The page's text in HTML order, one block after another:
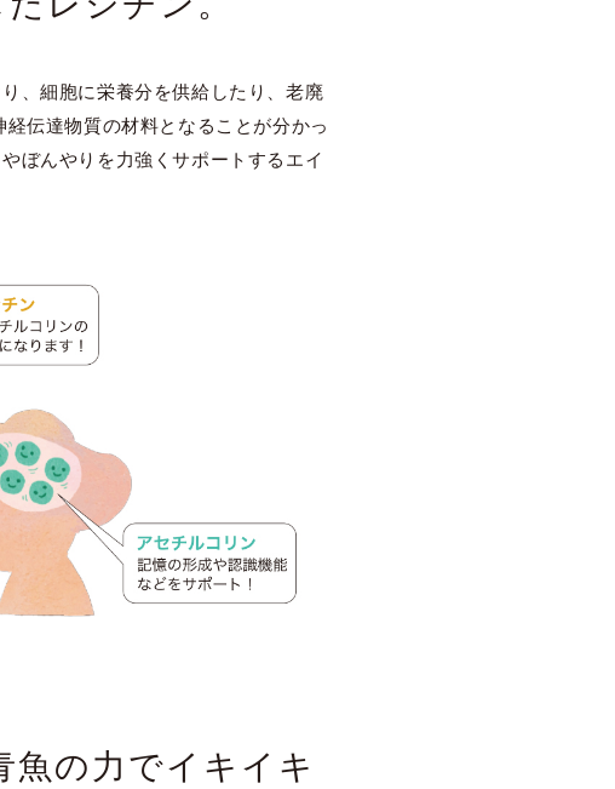
、細胞に栄養分を供給したり、老廃
伝達物質の材料となることが分かっ
ぼんやりを力強くサポートするエイ
魚の力でイキイキ